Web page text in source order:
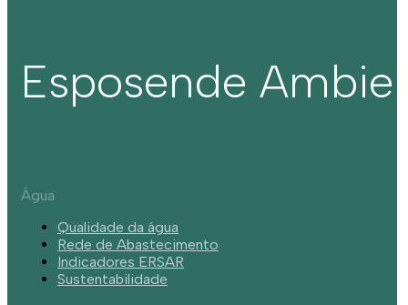
Esposende
Água
Qualidade da água
Rede de Abastecimento
Indicadores ERSAR
Sustentabilidade